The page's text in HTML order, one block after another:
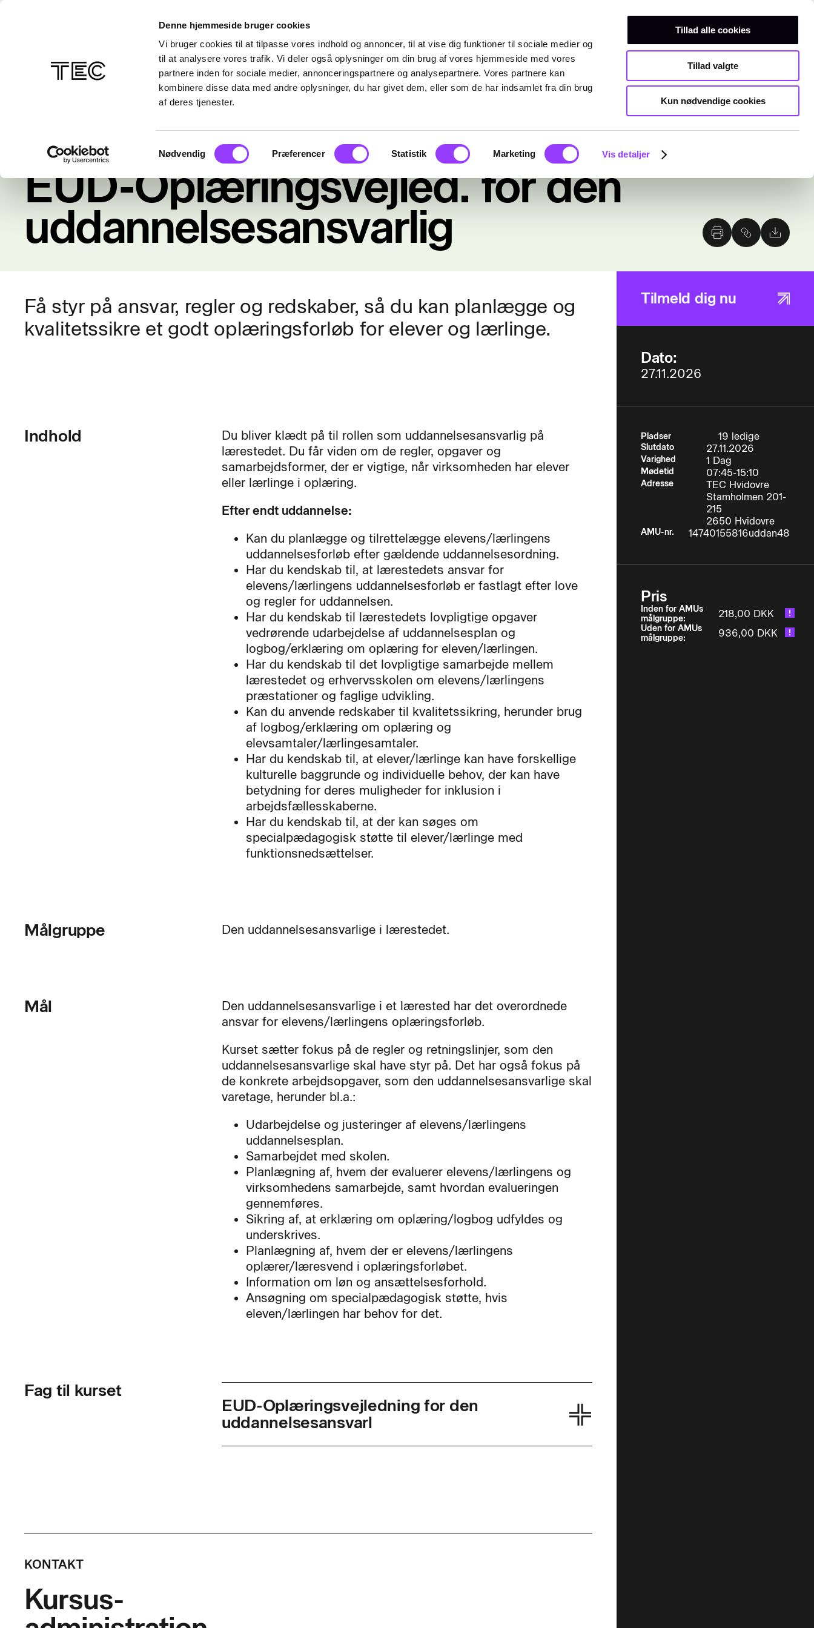
Denne hjemmeside bruger cookies
Vi bruger cookies til at tilpasse vores indhold og annoncer, til at vise dig funktioner til sociale medier og
til at analysere vores trafik. Vi deler også oplysninger om din brug af vores hjemmeside med vores
partnere inden for sociale medier, annonceringspartnere og analysepartnere. Vores partnere kan
kombinere disse data med andre oplysninger, du har givet dem, eller som de har indsamlet fra din brug
af deres tjenester.
Samtykkevalg
Nødvendig Præferencer Statistik Marketing Vis detaljer
Tillad alle cookies
Tillad valgte
Kun nødvendige cookies
Teknisk gymnasiumKurser
Kurser/Maler
EUD-Oplæringsvejled. for den
uddannelsesansvarlig
Få styr på ansvar, regler og redskaber, så du kan planlægge og
kvalitetssikre et godt oplæringsforløb for elever og lærlinge.
Indhold
Du bliver klædt på til rollen som uddannelsesansvarlig på
lærestedet. Du får viden om de regler, opgaver og
samarbejdsformer, der er vigtige, når virksomheden har elever
eller lærlinge i oplæring.
Efter endt uddannelse:
Kan du planlægge og tilrettelægge elevens/lærlingens
uddannelsesforløb efter gældende uddannelsesordning.
Har du kendskab til, at lærestedets ansvar for
elevens/lærlingens uddannelsesforløb er fastlagt efter love
og regler for uddannelsen.
Har du kendskab til lærestedets lovpligtige opgaver
vedrørende udarbejdelse af uddannelsesplan og
logbog/erklæring om oplæring for eleven/lærlingen.
Har du kendskab til det lovpligtige samarbejde mellem
lærestedet og erhvervsskolen om elevens/lærlingens
præstationer og faglige udvikling.
Kan du anvende redskaber til kvalitetssikring, herunder brug
af logbog/erklæring om oplæring og
elevsamtaler/lærlingesamtaler.
Har du kendskab til, at elever/lærlinge kan have forskellige
kulturelle baggrunde og individuelle behov, der kan have
betydning for deres muligheder for inklusion i
arbejdsfællesskaberne.
Har du kendskab til, at der kan søges om
specialpædagogisk støtte til elever/lærlinge med
funktionsnedsættelser.
Målgruppe Den uddannelsesansvarlige i lærestedet.
Mål
Den uddannelsesansvarlige i et lærested har det overordnede
ansvar for elevens/lærlingens oplæringsforløb.
Kurset sætter fokus på de regler og retningslinjer, som den
uddannelsesansvarlige skal have styr på. Det har også fokus på
de konkrete arbejdsopgaver, som den uddannelsesansvarlige skal
varetage, herunder bl.a.:
Udarbejdelse og justeringer af elevens/lærlingens
uddannelsesplan.
Samarbejdet med skolen.
Planlægning af, hvem der evaluerer elevens/lærlingens og
virksomhedens samarbejde, samt hvordan evalueringen
gennemføres.
Sikring af, at erklæring om oplæring/logbog udfyldes og
underskrives.
Planlægning af, hvem der er elevens/lærlingens
oplærer/læresvend i oplæringsforløbet.
Information om løn og ansættelsesforhold.
Ansøgning om specialpædagogisk støtte, hvis
eleven/lærlingen har behov for det.
Fag til kurset
EUD-Oplæringsvejledning for den
uddannelsesansvarl
Timer pr. dag
7,4
KONTAKT
Kursus-
Tilmeld dig nu
Dato:
27.11.2026
Pladser 19 ledige
Slutdato 27.11.2026
Varighed 1 Dag
Mødetid 07:45-15:10
Adresse
TEC Hvidovre
Stamholmen 201-
215
2650 Hvidovre
AMU-nr. 14740155816uddan48
Pris
Inden for AMUs
målgruppe:
218,00 DKK
Uden for AMUs
målgruppe:
936,00 DKK